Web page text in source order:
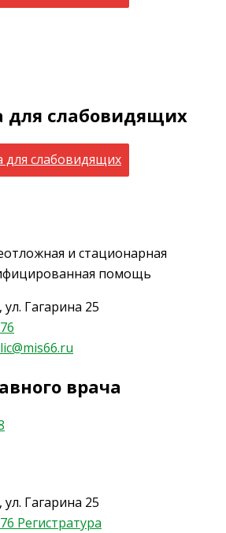
для слабовидящих
для слабовидящих
и стационарная
помощь
Гагарина 25
врача
Гагарина 25
Регистратура